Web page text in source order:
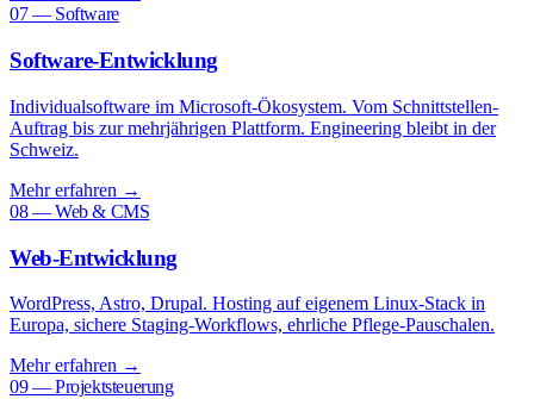
07 — Software
Software-Entwicklung
Individualsoftware im Microsoft-Ökosystem. Vom Schnittstellen-
Auftrag bis zur mehrjährigen Plattform. Engineering bleibt in der
Schweiz.
Mehr erfahren →
08 — Web & CMS
Web-Entwicklung
WordPress, Astro, Drupal. Hosting auf eigenem Linux-Stack in
Europa, sichere Staging-Workflows, ehrliche Pflege-Pauschalen.
Mehr erfahren →
09 — Projektsteuerung